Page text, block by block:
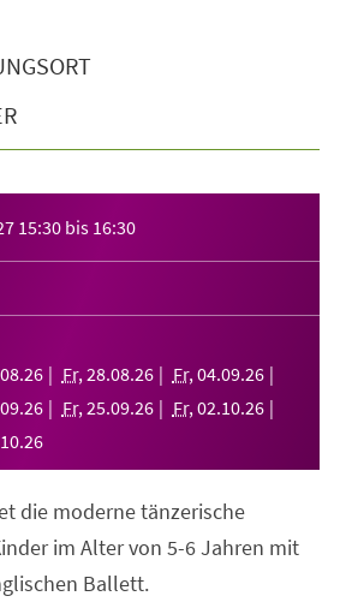
15:30 bis 16:30
08.26 Fr, 28.08.26 Fr, 04.09.26
09.26 Fr, 25.09.26 Fr, 02.10.26
10.26
die moderne tänzerische
im Alter von 5-6 Jahren mit
Ballett.